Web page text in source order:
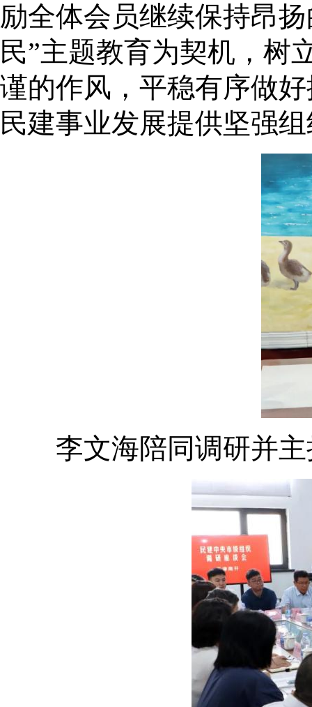
励全体会员继续保持昂
民”主题教育为契机，树
谨的作风，平稳有序做
民建事业发展提供坚强
李文海陪同调研并主